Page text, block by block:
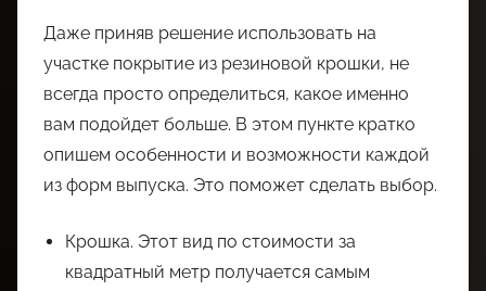
Даже приняв решение использовать на
участке покрытие из резиновой крошки, не
всегда просто определиться, какое именно
вам подойдет больше. В этом пункте кратко
опишем особенности и возможности каждой
из форм выпуска. Это поможет сделать выбор.
Крошка. Этот вид по стоимости за
квадратный метр получается самым